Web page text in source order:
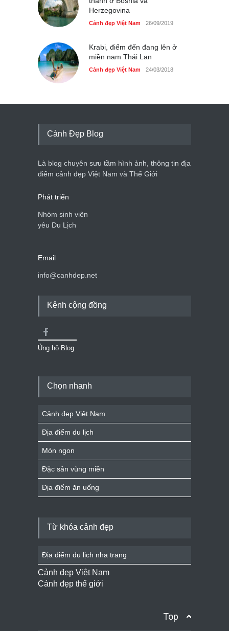
Herzegovina
Cảnh đẹp Việt Nam 26/09/2019
Krabi, điểm đến đang lên ở
miền nam Thái Lan
Cảnh đẹp Việt Nam 24/03/2018
Cảnh Đẹp Blog
Là blog chuyên sưu tầm hình ảnh, thông tin địa
điểm cảnh đẹp Việt Nam và Thế Giới
Phát triển
Nhóm sinh viên
yêu Du Lịch
Email
info@canhdep.net
Kênh cộng đồng
Ủng hộ Blog
Chọn nhanh
Cảnh đẹp Việt Nam
Địa điểm du lịch
Món ngon
Đặc sản vùng miền
Địa điểm ăn uống
Từ khóa cảnh đẹp
Địa điểm du lịch nha trang
Cảnh đẹp Việt Nam
Cảnh đẹp thế giới
Top